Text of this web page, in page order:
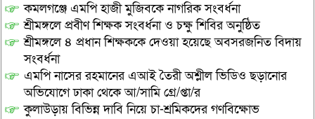
কমলগঞ্জে এমপি হাজী মুজিবকে নাগরিক সংবর্ধনা
শ্রীমঙ্গলে প্রবীণ শিক্ষক সংবর্ধনা ও চক্ষু শিবির অনুষ্ঠিত
শ্রীমঙ্গলে ৪ প্রধান শিক্ষককে দেওয়া হয়েছে অবসরজনিত বিদায়
সংবর্ধনা
এমপি নাসের রহমানের এআই তৈরী অশ্লীল ভিডিও ছড়ানোর
অভিযোগে ঢাকা থেকে আ/সামি গ্রে/প্তা/র
কুলাউড়ায় বিভিন্ন দাবি নিয়ে চা-শ্রমিকদের গণবিক্ষোভ